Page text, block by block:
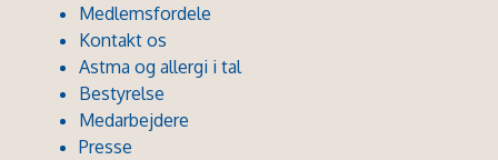
Medlemsfordele
Kontakt os
Astma og allergi i tal
Bestyrelse
Medarbejdere
Presse